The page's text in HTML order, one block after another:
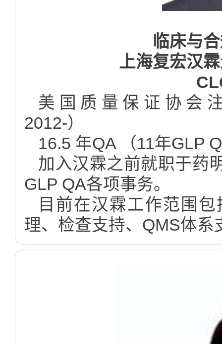
临床与
上海复宏汉
美国质量保证协会
2012-）
16.5 年QA （11年GLP
加入汉霖之前就职于药
GLP QA各项事务。
目前在汉霖工作范围
理、检查支持、QMS体系